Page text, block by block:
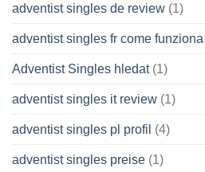
adventist singles de review (1)
adventist singles fr come funziona
Adventist Singles hledat(1)
adventist singles it review (1)
adventist singles pl profil (4)
adventist singles preise (1)